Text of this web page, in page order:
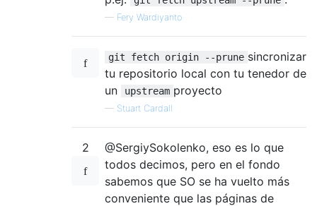
— Fery Wardiyanto
git fetch origin --prune sincronizar
tu repositorio local con tu tenedor de
un
upstream proyecto
— Stuart Cardall
2
@SergiySokolenko, eso es lo que
todos decimos, pero en el fondo
sabemos que SO se ha vuelto más
conveniente que las páginas de